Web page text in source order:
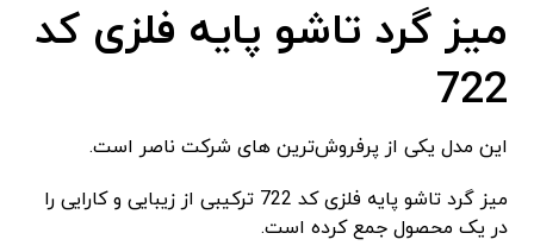
میز گرد تاشو پایه فلزی کد
722
این مدل یکی از پرفروش‌ترین ‌های شرکت ناصر است.
میز گرد تاشو پایه فلزی کد 722 ترکیبی از زیبایی و کارایی را
در یک محصول جمع کرده است.